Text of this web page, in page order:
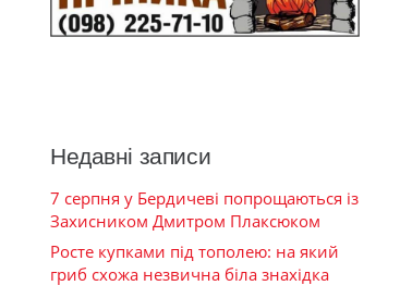
Недавні записи
7 серпня у Бердичеві попрощаються із
Захисником Дмитром Плаксюком
Росте купками під тополею: на який
гриб схожа незвична біла знахідка